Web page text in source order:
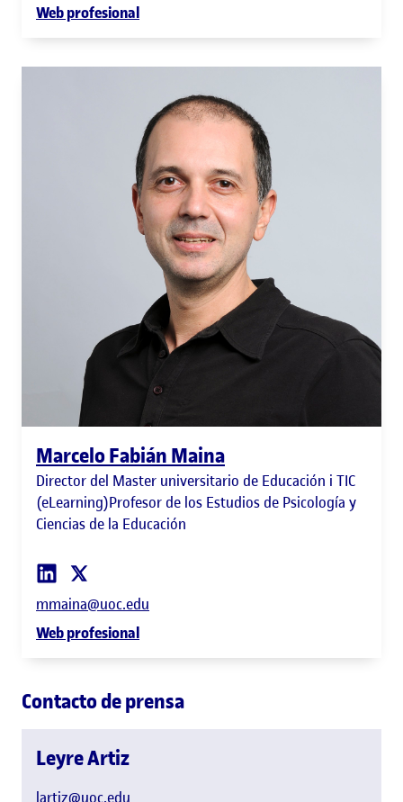
Web profesional
Marcelo Fabián Maina
Director del Master universitario de Educación i TIC
(eLearning)Profesor de los Estudios de Psicología y
Ciencias de la Educación
mmaina@uoc.edu
Web profesional
Contacto de prensa
Leyre Artiz
lartiz@uoc.edu